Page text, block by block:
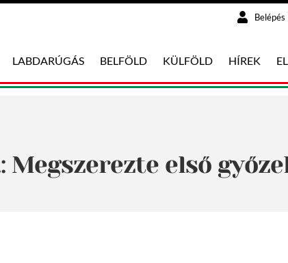
Belépés
LABDARÚGÁS BELFÖLD KÜLFÖLD HÍREK
Megszerezte első